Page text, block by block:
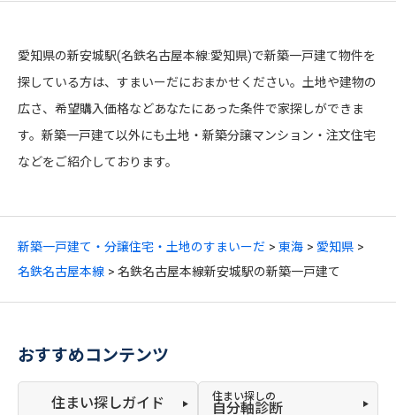
新築一戸建て・分譲住宅・土地のすまいーだ 東海
愛知県
名鉄名古屋本線
名鉄名古屋本線新安城駅の新築一戸建て
愛知県の新安城駅(名鉄名古屋本線:愛知県)で新築一戸建て物件を
探している方は、すまいーだにおまかせください。土地や建物の
広さ、希望購入価格などあなたにあった条件で家探しができま
す。新築一戸建て以外にも土地・新築分譲マンション・注文住宅
などをご紹介しております。
おすすめコンテンツ
住まい探しガイド 住まい探しの
自分軸診断